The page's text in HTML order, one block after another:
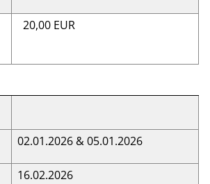
20,00 EUR
02.01.2026 & 05.01.2026
16.02.2026